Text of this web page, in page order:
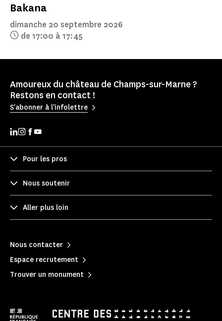
Bakana
dimanche 20 septembre 2026
de 17:00 à 17:45
Amoureux du château de Champs-sur-Marne ?
Restons en contact !
S'abonner à l'infolettre
Pour les pros
Nous soutenir
Aller plus loin
Nous contacter
Espace recrutement
Trouver un monument